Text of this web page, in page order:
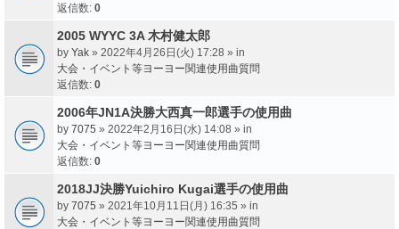
返信数: 0
2005 WYYC 3A 木村健太郎
by Yak » 2022年4月26日(火) 17:28 » in
大会・イベント等ヨーヨー関連使用曲質問
返信数: 0
2006年JN1A決勝大西真一郎選手の使用曲
by 7075 » 2022年2月16日(水) 14:08 » in
大会・イベント等ヨーヨー関連使用曲質問
返信数: 0
2018JJ決勝Yuichiro Kugai選手の使用曲
by 7075 » 2021年10月11日(月) 16:35 » in
大会・イベント等ヨーヨー関連使用曲質問